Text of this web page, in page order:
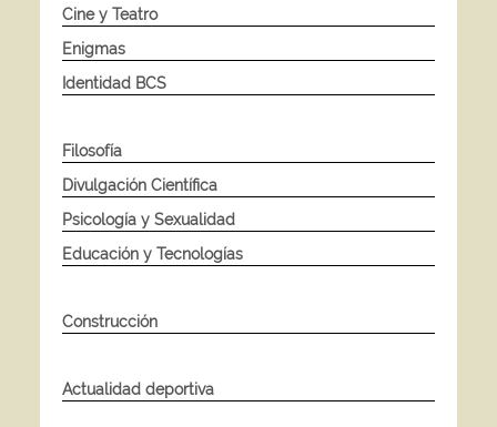
Cine y Teatro
Enigmas
Identidad BCS
Filosofía
Divulgación Científica
Psicología y Sexualidad
Educación y Tecnologías
Construcción
Actualidad deportiva